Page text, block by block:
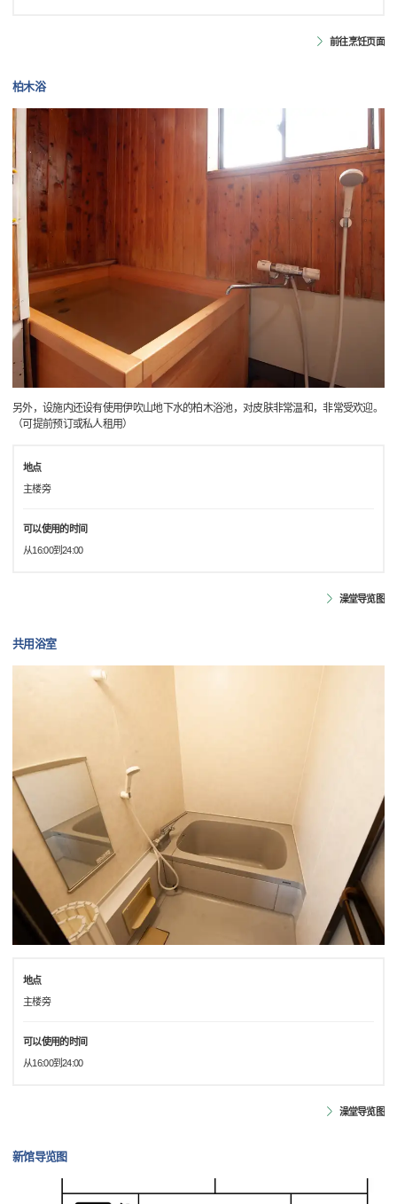
前往烹饪页面
柏木浴
另外，设施内还设有使用伊吹山地下水的柏木浴池，对皮肤非常温和，非常受欢迎。
（可提前预订或私人租用）
地点
主楼旁
可以使用的时间
从16:00到24:00
澡堂导览图
共用浴室
地点
主楼旁
可以使用的时间
从16:00到24:00
澡堂导览图
新馆导览图